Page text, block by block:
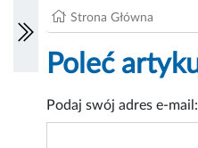
Strona Główna
Poleć
Podaj swój adres e-mail: